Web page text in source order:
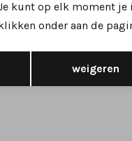
kunt op elk moment
onder aan de
weigeren